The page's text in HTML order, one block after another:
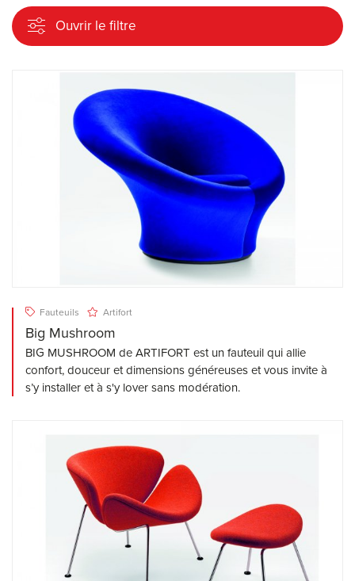
Ouvrir le filtre
Fauteuils Artifort
Big Mushroom
BIG MUSHROOM de ARTIFORT est un fauteuil qui allie
confort, douceur et dimensions généreuses et vous invite à
s’y installer et à s'y lover sans modération.